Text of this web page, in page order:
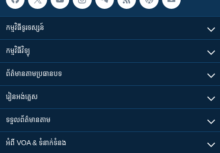
កម្មវិធី​ទូរទស្សន៍
កម្មវិធី​វិទ្យុ
ព័ត៌មាន​តាមប្រធានបទ​
រៀន​​អង់គ្លេស
ទទួល​ព័ត៌មាន​តាម
អំពី​ VOA & ទំនាក់ទំនង